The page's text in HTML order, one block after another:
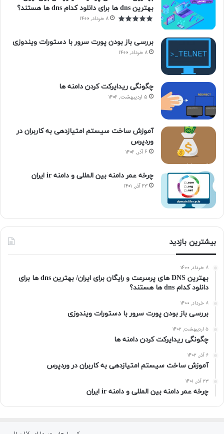
بهترین dns ها برای دانلود کدام dns ها هستند؟
۸ خرداد, ۱۴۰۰
بررسی باز بودن پورت سرور با دستورات ویندوزی
۸ خرداد, ۱۴۰۰
چگونگی ریدایرکت کردن دامنه ها
۵ اردیبهشت, ۱۴۰۲
آموزش ساخت سیستم امتیازدهی به کاربران در
وردپرس
۶ آذر, ۱۴۰۲
چرخه عمر دامنه بین المللی و دامنه ir ایران
۲۳ آذر, ۱۴۰۱
بیشترین بازدید
۸ خرداد, ۱۴۰۰
بهترین DNS های پرسرعت و رایگان برای ایران/ بهترین dns ها برای
دانلود کدام dns ها هستند؟
۸ خرداد, ۱۴۰۰
بررسی باز بودن پورت سرور با دستورات ویندوزی
۵ اردیبهشت, ۱۴۰۲
چگونگی ریدایرکت کردن دامنه ها
۶ آذر, ۱۴۰۲
آموزش ساخت سیستم امتیازدهی به کاربران در وردپرس
۲۳ آذر, ۱۴۰۱
چرخه عمر دامنه بین المللی و دامنه ir ایران